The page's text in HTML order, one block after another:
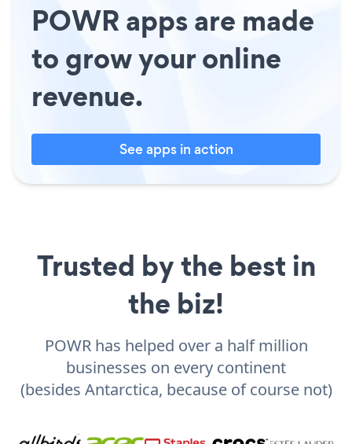
POWR apps are made
to grow your online
revenue.
See apps in action
Trusted by the best in
the biz!
POWR has helped over a half million
businesses on every continent
(besides Antarctica, because of course not)